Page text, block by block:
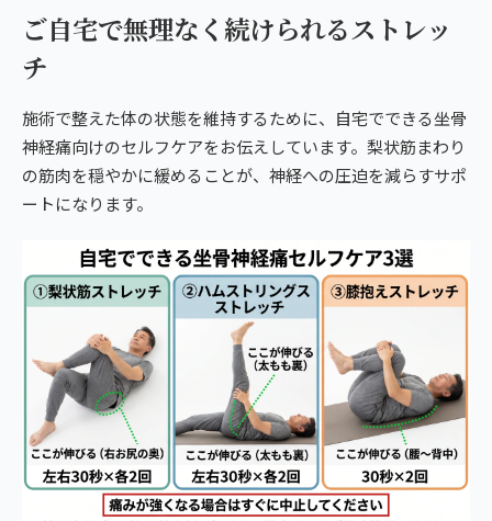
ご自宅で無理なく続けられるストレッ
チ
施術で整えた体の状態を維持するために、自宅でできる坐骨
神経痛向けのセルフケアをお伝えしています。梨状筋まわり
の筋肉を穏やかに緩めることが、神経への圧迫を減らすサポ
ートになります。